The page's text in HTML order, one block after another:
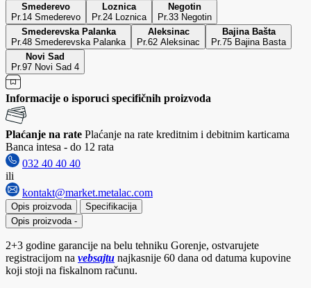
Smederevo
Pr.14 Smederevo
Loznica
Pr.24 Loznica
Negotin
Pr.33 Negotin
Smederevska Palanka
Pr.48 Smederevska Palanka
Aleksinac
Pr.62 Aleksinac
Bajina Bašta
Pr.75 Bajina Basta
Novi Sad
Pr.97 Novi Sad 4
Informacije o isporuci specifičnih proizvoda
Plaćanje na rate Plaćanje na rate kreditnim i debitnim karticama
Banca intesa - do 12 rata
032 40 40 40
ili
kontakt@market.metalac.com
Opis proizvoda
Specifikacija
Opis proizvoda -
2+3 godine garancije na belu tehniku Gorenje, ostvarujete
registracijom na vebsajtu najkasnije 60 dana od datuma kupovine
koji stoji na fiskalnom računu.